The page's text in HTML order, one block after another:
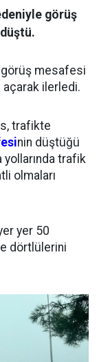
görüş
mesafesi
ilerledi.
trafikte
nin düştüğü
yollarında trafik
olmaları
yer 50
dörtlülerini